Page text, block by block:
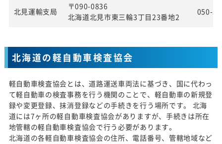
北見運輸支局
〒090-0836
北海道北見市東三輪3丁目23番地2
050-
北海道の軽自動車検査協会
軽自動車検査協会とは、道路運送車両法に基づき、国に代わっ
て軽自動車の検査事務を行う機関のことで、軽自動車の新規登
録や変更登録、抹消登録などの手続きを行う場所です。 北海
道には7ヶ所の軽自動車検査協会がありますが、手続きは所在
地管轄の軽自動車検査協会で行う必要があります。
北海道の各軽自動車検査協会の住所、電話番号、管轄地域など